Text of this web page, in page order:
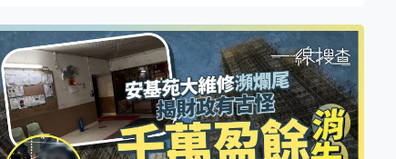
拼 產生「被重用」感覺 據日本傳媒報道，事發在日本東
京大田區一處公寓，44歲的死者遇襲後倒在廚房內，身上
有十多處刀傷，包括頸部和腹部，而房間內、走廊和玄關
都發現有血腳印。警方調查後以涉嫌殺人罪逮捕45歲的山
中正裕。案發當晚，山中正裕在公寓附近等待河嶋明宏回
家，隨後進入其住所施襲，離開現場後再於餐飲店與其他